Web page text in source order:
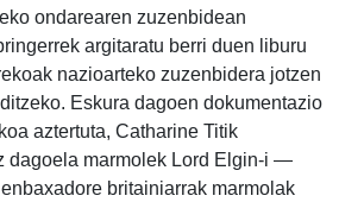
ondarearen zuzenbidean
argitaratu berri duen liburu
nazioarteko zuzenbidera jotzen
Eskura dagoen dokumentazio
aztertuta, Catharine Titik
dagoela marmolek Lord Elgin-i —
britainiarrak marmolak